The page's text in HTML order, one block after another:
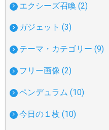
エクシーズ召喚 (2)
ガジェット (3)
テーマ・カテゴリー (9)
フリー画像 (2)
ペンデュラム (10)
今日の１枚 (10)